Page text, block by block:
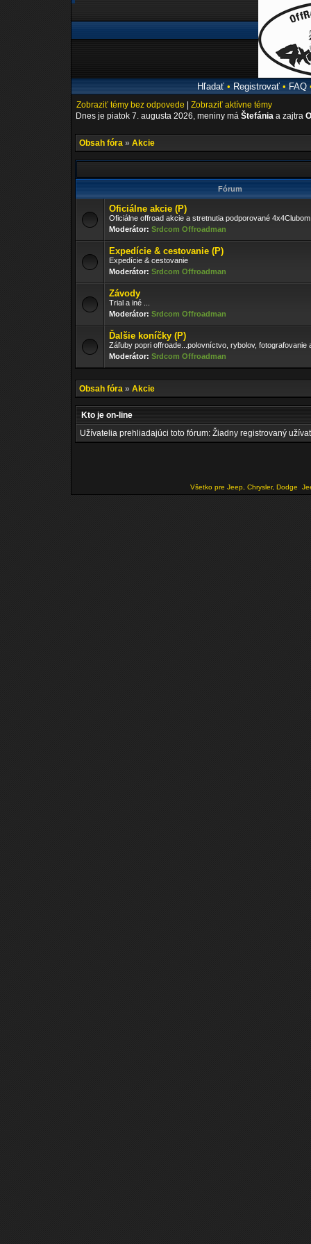
Hľadať• Registrovať• FAQ
Zobraziť témy bez odpovede
Zobraziť aktívne témy
Dnes je piatok 7. augusta 2026, meniny má Štefánia a zajtra
Obsah fóra » Akcie
Fórum
Oficiálne akcie (P)
Oficiálne offroad akcie a stretnutia podporované
Moderátor: Srdcom Offroadman
Expedície & cestovanie (P)
Expedície & cestovanie
Moderátor: Srdcom Offroadman
Závody
Trial a iné ...
Moderátor: Srdcom Offroadman
Ďalšie koníčky (P)
Záľuby popri offroade...polovníctvo, rybolov, fotografovanie
Moderátor: Srdcom Offroadman
Obsah fóra » Akcie
Kto je on-line
Užívatelia prehliadajúci toto fórum: Žiadny registrovaný
Všetko pre Jeep, Chrysler, Dodge